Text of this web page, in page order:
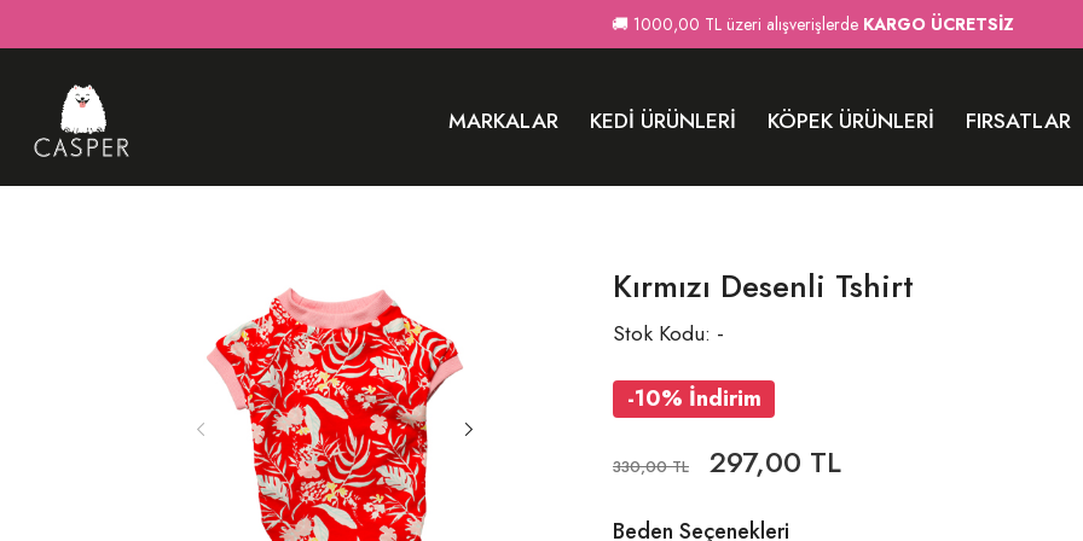
🚚 1000,00 TL üzeri alışverişlerde KARGO ÜCRETSİZ
MARKALAR KEDI ÜRÜNLERI KÖPEK ÜRÜNLERI FIRSATLAR
Kırmızı Desenli Tshirt
Stok Kodu: -
-10% İndirim
330,00 TL 297,00 TL
Beden Seçenekleri